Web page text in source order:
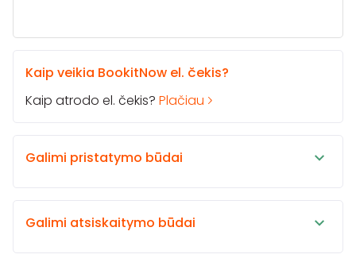
Kaip veikia BookitNow el. čekis?
Kaip atrodo el. čekis? Plačiau
Galimi pristatymo būdai
Galimi atsiskaitymo būdai